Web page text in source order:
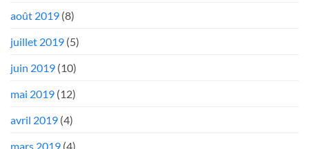
août 2019 (8)
juillet 2019 (5)
juin 2019 (10)
mai 2019 (12)
avril 2019 (4)
mars 2019 (4)